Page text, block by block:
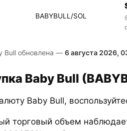
BABYBULL/SOL
Bull обновлена — 6 августа 2026,
Baby Bull
Baby Bull,
торговый объем